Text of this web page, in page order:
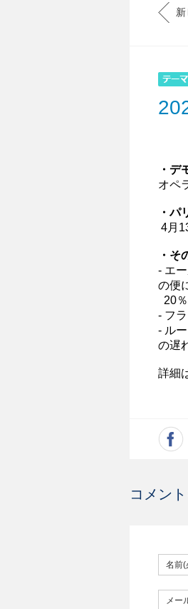
・デ
オペ
・パ
4月
・そ
- エ
の便
20
- フ
- ル
の遅
詳細
コメン